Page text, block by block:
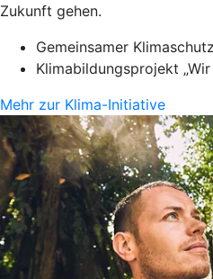
Zukunft gehen.
Gemeinsamer Klimaschutz
Klimabildungsprojekt
Mehr zur Klima-Initiative